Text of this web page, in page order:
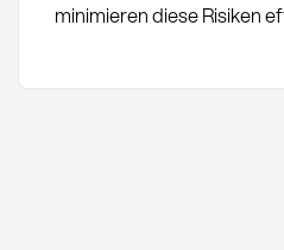
minimieren diese Risiken